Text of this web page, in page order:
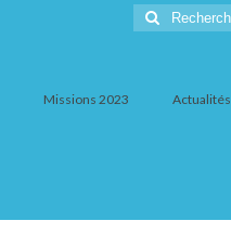
Rechercher
:
Missions 2023 Actualités